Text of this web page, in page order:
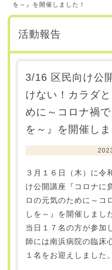
を～』を開催しました！
活動報告
3/16 区民向け公
けない！カラダ
めに～コロナ禍
を～』を開催しま
３月１６日（木）に令
け公開講座『コロナに
ロの元気のために～コ
しを～』を開催しまし
当日１７名の方が参加
師には南浜病院の臨床
１名をお迎えしました。